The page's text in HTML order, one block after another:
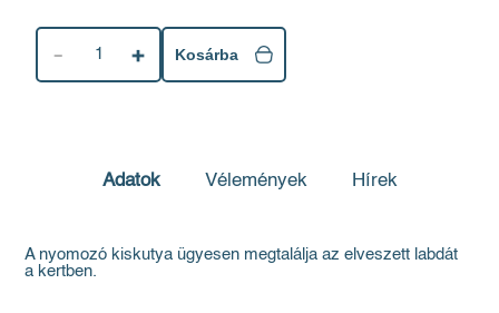
1 Kosárba
Adatok Vélemények Hírek
A nyomozó kiskutya ügyesen megtalálja az elveszett labdát
a kertben.